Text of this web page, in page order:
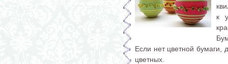
к
Если нет цветной бумаги,
цветных.